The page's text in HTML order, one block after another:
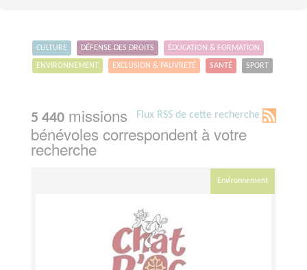
CULTURE DÉFENSE DES DROITS ÉDUCATION & FORMATION
ENVIRONNEMENT EXCLUSION & PAUVRETÉ SANTÉ SPORT
Flux RSS de cette recherche
5 440 missions
bénévoles correspondent à votre
recherche
Environnement